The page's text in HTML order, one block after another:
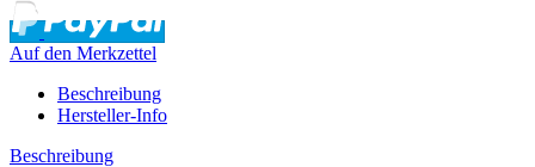
Auf den Merkzettel
Beschreibung
Hersteller-Info
Beschreibung